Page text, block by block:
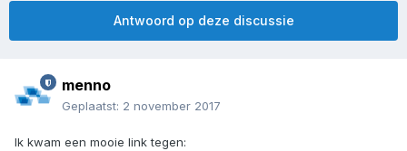
Antwoord op deze discussie
menno
Geplaatst: 2 november 2017
Ik kwam een mooie link tegen: